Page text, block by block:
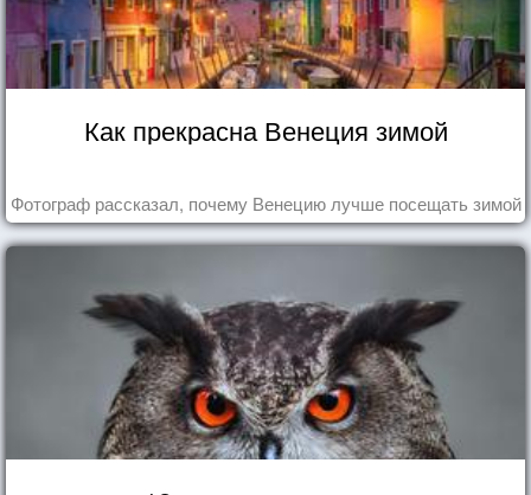
Как прекрасна Венеция зимой
Фотограф рассказал, почему Венецию лучше посещать зимой